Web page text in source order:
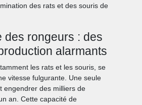
des rats et des souris de
des rongeurs : des
alarmants
les rats et les souris, se
vitesse fulgurante. Une seule
engendrer des milliers de
an. Cette capacité de